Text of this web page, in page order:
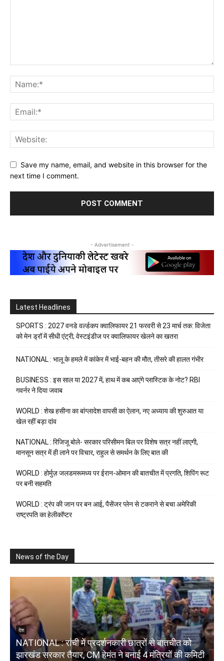
Save my name, email, and website in this browser for the
next time I comment.
- Advertisement -
Latest Headlines
SPORTS : 2027 वनडे वर्ल्डकप क्वालिफायर 21 फरवरी से 23 मार्च तक: विजेता
को मेन ड्रॉ में सीधी एंट्री; वेस्टइंडीज पर क्वालिफायर खेलने का खतरा
NATIONAL : भालू के हमले में कांकेर में भाई-बहन की मौत, तीसरे की हालत गंभीर
BUSINESS : इस साल या 2027 में, हाथ में कब आएंगे प्लास्टिक के नोट? RBI
गवर्नर ने दिया जवाब
WORLD : शेख हसीना का बांग्लादेश वापसी का ऐलान, नए अध्याय की शुरुआत या
खेल रहीं बड़ा दांव
NATIONAL : रिजिजू बोले- सरकार परिसीमन बिल पर विशेष सत्र नहीं लाएगी,
मानसून सत्र में ही लाने पर विचार, राहुल से समर्थन के लिए बात की
WORLD : होर्मुज़ जलडमरूमध्य पर ईरान-ओमान की बातचीत में प्रगति, शिपिंग रूट
पर बनी सहमति
WORLD : ट्रंप की जान पर बन आई, पैसेंजर प्लेन से टकराने से बचा अमेरिकी
राष्ट्रपति का हेलीकॉप्टर
News of the Day
देश
NATIONAL : रांची में प्रदर्शनकारी छात्रों से बातचीत को
झारखंड सरकार तैयार, CM हेमंत ने बनाई 4 मंत्रियों की कमिटी